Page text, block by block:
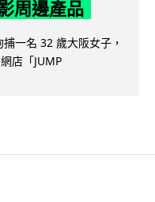
周邊產品
一名 32 歲大阪女子，
店「JUMP